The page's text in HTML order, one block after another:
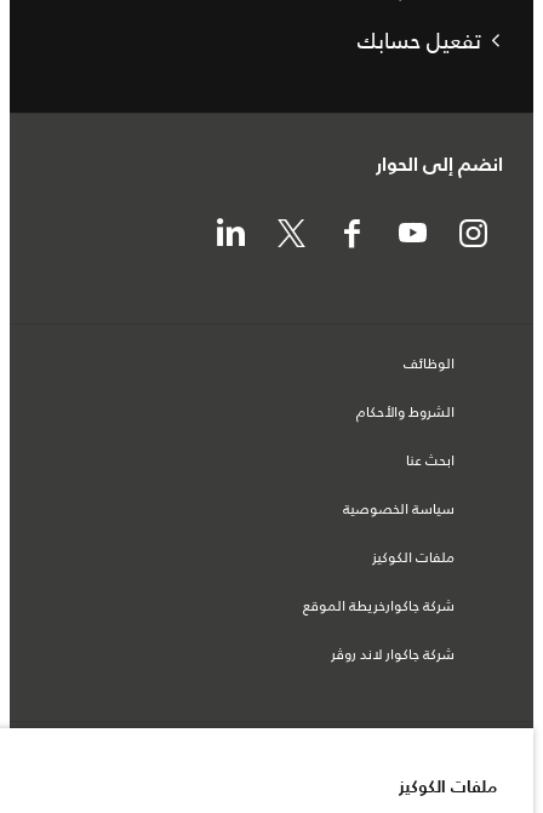
تفعيل حسابك
انضم إلى الحوار
الوظائف
الشروط والأحكام
ابحث عنا
سياسة الخصوصية
ملفات الكوكيز
شركة جاكوارخريطة الموقع
شركة جاكوار لاند روڤر
ملفات الكوكيز